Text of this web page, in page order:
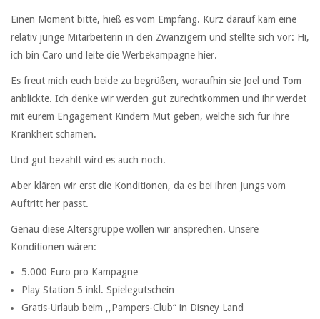
Einen Moment bitte, hieß es vom Empfang. Kurz darauf kam eine
relativ junge Mitarbeiterin in den Zwanzigern und stellte sich vor: Hi,
ich bin Caro und leite die Werbekampagne hier.
Es freut mich euch beide zu begrüßen, woraufhin sie Joel und Tom
anblickte. Ich denke wir werden gut zurechtkommen und ihr werdet
mit eurem Engagement Kindern Mut geben, welche sich für ihre
Krankheit schämen.
Und gut bezahlt wird es auch noch.
Aber klären wir erst die Konditionen, da es bei ihren Jungs vom
Auftritt her passt.
Genau diese Altersgruppe wollen wir ansprechen. Unsere
Konditionen wären:
5.000 Euro pro Kampagne
Play Station 5 inkl. Spielegutschein
Gratis-Urlaub beim ,,Pampers-Club“ in Disney Land